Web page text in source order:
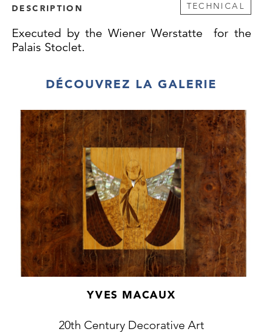
DESCRIPTION TECHNICAL
Executed by the Wiener Werstattefor the
Palais Stoclet.
DÉCOUVREZ LA GALERIE
YVES MACAUX
20th Century Decorative Art